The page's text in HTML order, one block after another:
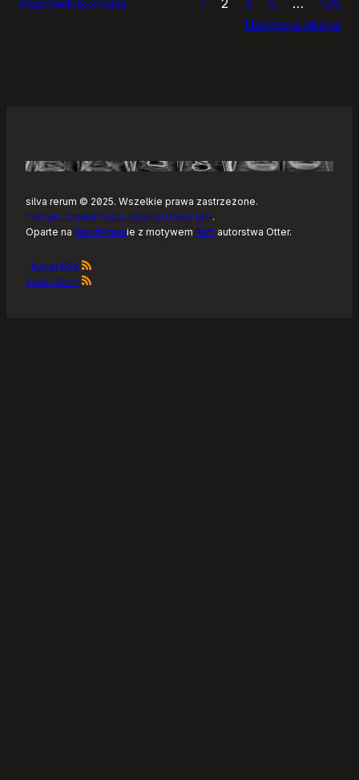
Następna strona
silva rerum © 2025. Wszelkie prawa zastrzeżone.
Polityka prywatności, ciastka i takie tam.
Oparte na WordPressie z motywem Raft autorstwa Otter.
Kanał RSS
Kanał Atom